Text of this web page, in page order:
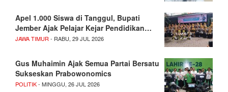
Apel 1.000 Siswa di Tanggul, Bupati
Jember Ajak Pelajar Kejar Pendidikan…
JAWA TIMUR - RABU, 29 JUL 2026
Gus Muhaimin Ajak Semua Partai Bersatu
Sukseskan Prabowonomics
POLITIK- MINGGU, 26 JUL 2026